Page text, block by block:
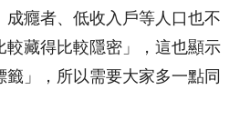
成癮者、低收入戶等人口也不
較藏得比較隱密」，這也顯示
」，所以需要大家多一點同